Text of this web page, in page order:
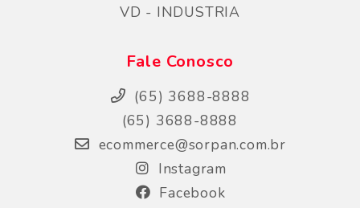
VD - INDUSTRIA
Fale Conosco
(65) 3688-8888
(65) 3688-8888
ecommerce@sorpan.com.br
Instagram
Facebook